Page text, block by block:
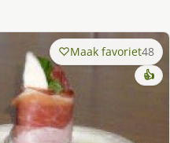
Maak favoriet48
👍